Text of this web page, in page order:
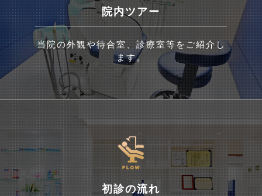
院内ツアー
当院の外観や待合室、診療室等をご紹介し
ます。
初診の流れ